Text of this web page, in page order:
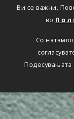
Ви се важни.
во
Со
Подесувањата